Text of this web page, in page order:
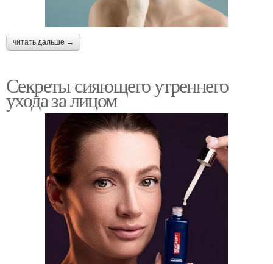
читать дальше →
Секреты сияющего утреннего
ухода за лицом